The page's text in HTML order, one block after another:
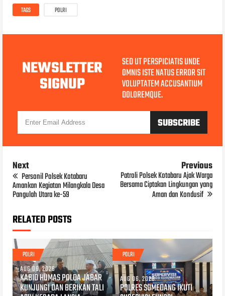
TAGS POLRI
NEWSLETTER
SIGNUP
SED UT PERSPICIATIS UNDE
OMNIS ISTE NATUS ERROR SIT
VOLUPTATEM ACCUSANTIUM
DOLOREMQUE.
Next
Personil Polsek Kotabaru
Amankan Kegiatan Milangkala Desa
Pangulah Utara ke-59
Previous
Patroli Polsek Kotabaru Ajak Warga
Bersama Ciptakan Lingkungan yang
Aman dan Kondusif
RELATED POSTS
POLRI
AUG 06, 2026
KABID HUMAS POLDA JABAR
KUNJUNGI DAN BERIKAN TALI
POLRI
AUG 06, 2026
POLRES SUMEDANG IKUTI